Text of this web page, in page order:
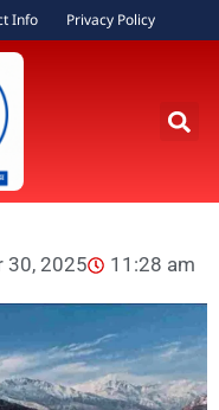
Info Privacy Policy
30, 2025 11:28 am